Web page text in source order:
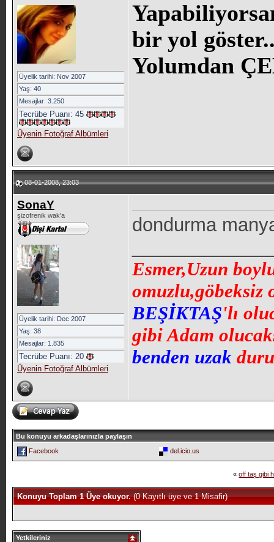
Üyelik tarihi: Nov 2007
Yaş: 40
Mesajlar: 3.250
Tecrübe Puanı: 45
Üyenin Fotoğraf Albümleri
bir yol
Yolumdan
08-01-2008, 23:03
SonaY
şizofrenik wak'a
Üyelik tarihi: Dec 2007
Yaş: 38
Mesajlar: 1.835
Tecrübe Puanı: 20
Üyenin Fotoğraf Albümleri
dondurma
Esmer,Uzun
omuzlu,göbeksiz
BEŞİKTAŞ'lı
gibi Adam
benden uzak
Bu konuyu arkadaşlarınızla paylaşın
Facebook
del.icio.us
« off taş gibi
Konuyu Toplam 1 Üye okuyor.(0 Kayıtlı üye ve 1 Misafir)
Yetkileriniz